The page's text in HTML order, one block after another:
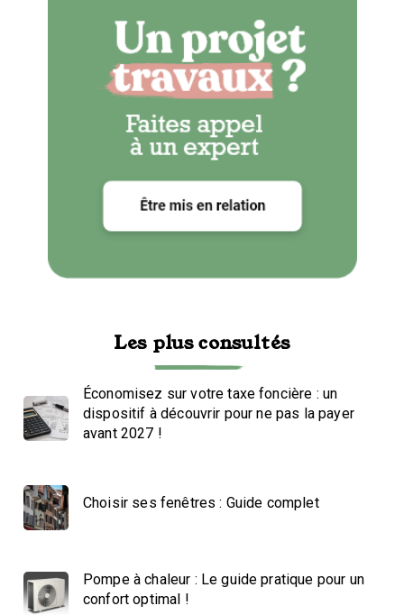
Les plus consultés
Économisez sur votre taxe foncière : un
dispositif à découvrir pour ne pas la payer
avant 2027 !
Choisir ses fenêtres : Guide complet
Pompe à chaleur : Le guide pratique pour un
confort optimal !